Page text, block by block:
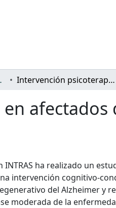
Intervención psicoterapéutica en afectados de enfermedad de Alzheimer con deterioro leve
afectados
INTRAS ha realizado un
intervención cognitivo-
del Alzheimer y
moderada de la